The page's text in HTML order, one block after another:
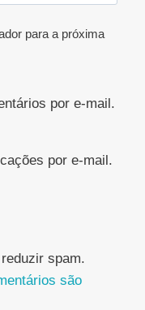
para a próxima
por e-mail.
por e-mail.
spam.
são